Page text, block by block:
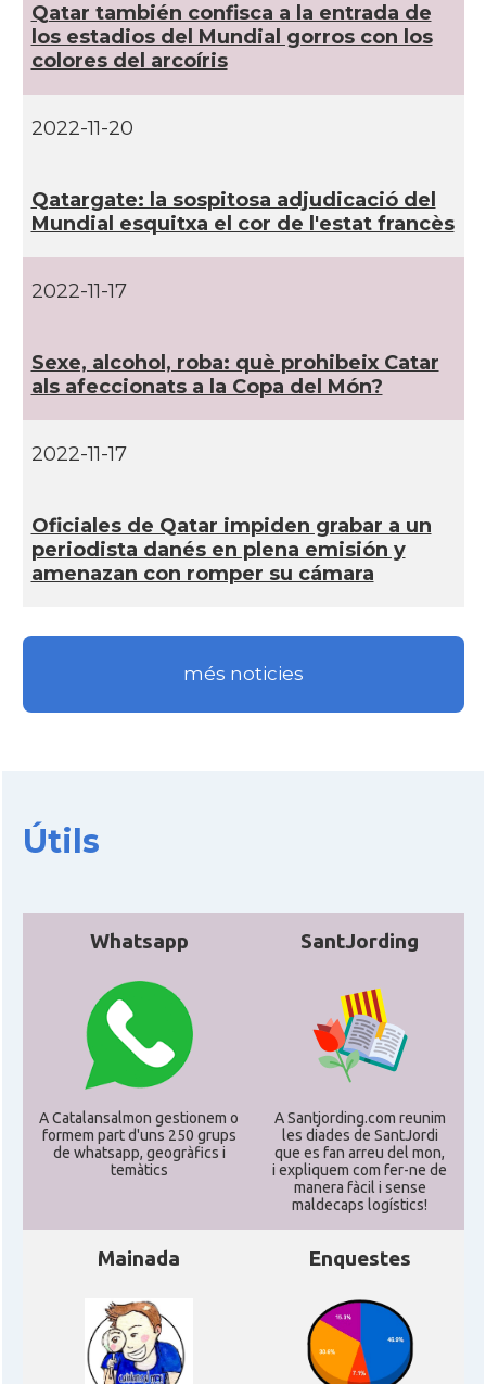
Qatar también confisca a la entrada de
los estadios del Mundial gorros con los
colores del arcoí­ris
2022-11-20
Qatargate: la sospitosa adjudicació del
Mundial esquitxa el cor de l'estat francès
2022-11-17
Sexe, alcohol, roba: què prohibeix Catar
als afeccionats a la Copa del Món?
2022-11-17
Oficiales de Qatar impiden grabar a un
periodista danés en plena emisión y
amenazan con romper su cámara
més noticies
Útils
Whatsapp
A Catalansalmon gestionem o
formem part d'uns 250 grups
de whatsapp, geogràfics i
temàtics
SantJording
A Santjording.com reunim
les diades de SantJordi
que es fan arreu del mon,
i expliquem com fer-ne de
manera fàcil i sense
maldecaps logí­stics!
Mainada Enquestes